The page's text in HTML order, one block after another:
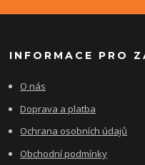
INFORMACE PRO
O nás
Doprava a platba
Ochrana osobních údajů
Obchodní podmínky